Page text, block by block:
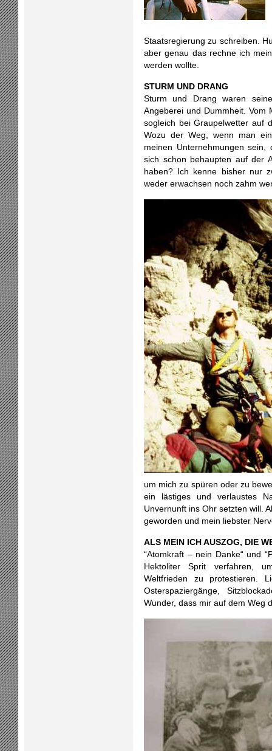
Staatsregierung zu schreiben.
aber genau das rechne ich
werden wollte.
STURM UND DRANG
Sturm und Drang waren
Angeberei und Dummheit. Vom
sogleich bei Graupelwetter auf
Wozu der Weg, wenn man
meinen Unternehmungen
sich schon behaupten auf der
haben? Ich kenne bisher nur
weder erwachsen noch zahm
um mich zu spüren oder zu
ein lästiges und verlaustes
Unvernunft ins Ohr setzten will.
geworden und mein liebster
ALS MEIN ICH AUSZOG, DIE
“Atomkraft – nein Danke“ und
Hektoliter Sprit verfahren,
Weltfrieden zu protestieren.
Osterspaziergänge,
Wunder, dass mir auf dem Weg